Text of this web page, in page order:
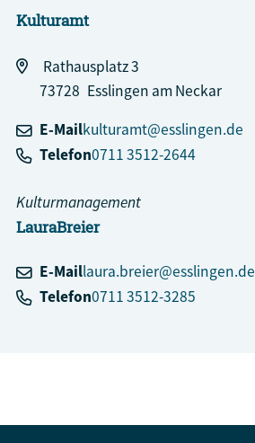
Kulturamt
Rathausplatz 3
73728 Esslingen am Neckar
E-Mailkulturamt@esslingen.de
Telefon0711 3512-2644
LauraBreier
Kulturmanagement
E-Maillaura.breier@esslingen.de
Telefon0711 3512-3285